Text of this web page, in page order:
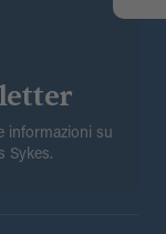
informazioni su
Sykes.